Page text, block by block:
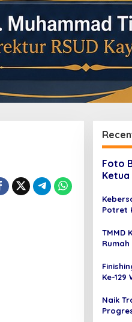
Foto
Ketua
Potret
TMMD
Ke-
Naik